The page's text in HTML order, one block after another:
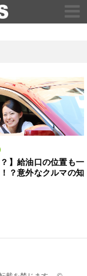
？】給油口の位置も一
？意外なクルマの知